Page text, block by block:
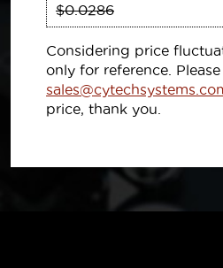
$0.0286
Considering price
only for reference.
price, thank you.